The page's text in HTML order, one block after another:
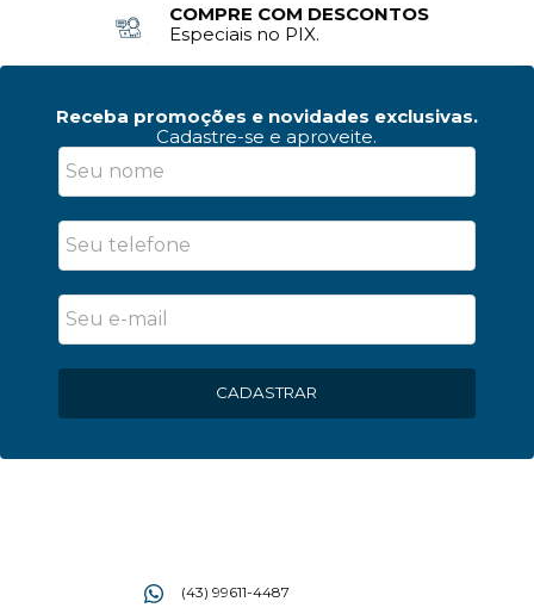
COMPRE COM DESCONTOS
Especiais no PIX.
FRETE RÁPIDO
Sul e Sudeste
Receba promoções e novidades exclusivas.
Cadastre-se e aproveite.
CADASTRAR
(43) 99611-4487